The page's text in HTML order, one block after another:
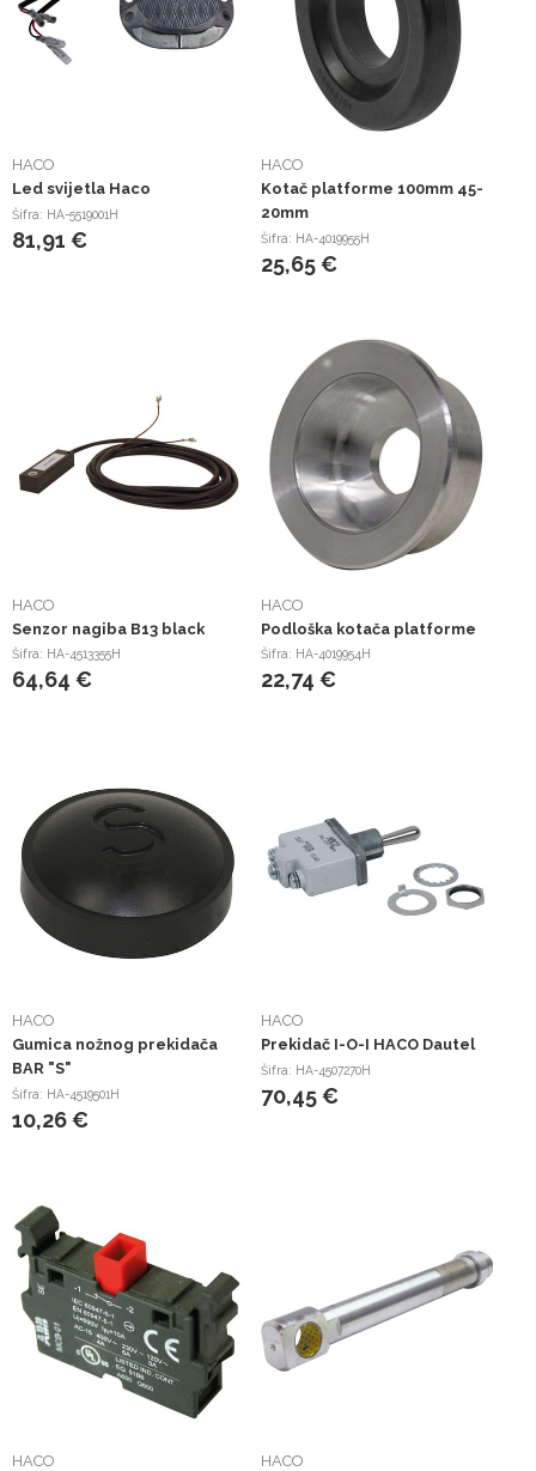
HACO
Led svijetla Haco
Šifra: HA-5519001H
81,91 €
HACO
Kotač platforme 100mm 45-
20mm
Šifra: HA-4019955H
25,65 €
HACO
Senzor nagiba B13 black
Šifra: HA-4513355H
64,64 €
HACO
Podloška kotača platforme
Šifra: HA-4019954H
22,74 €
HACO
Gumica nožnog prekidača
BAR "S"
Šifra: HA-4519501H
10,26 €
HACO
Prekidač I-O-I HACO Dautel
Šifra: HA-4507270H
70,45 €
HACO
HACO